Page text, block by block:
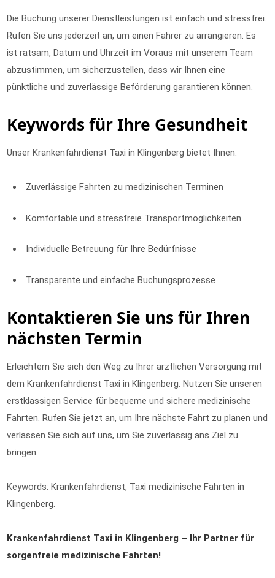
Die Buchung unserer Dienstleistungen ist einfach und stressfrei.
Rufen Sie uns jederzeit an, um einen Fahrer zu arrangieren. Es
ist ratsam, Datum und Uhrzeit im Voraus mit unserem Team
abzustimmen, um sicherzustellen, dass wir Ihnen eine
pünktliche und zuverlässige Beförderung garantieren können.
Keywords für Ihre Gesundheit
Unser Krankenfahrdienst Taxi in Klingenberg bietet Ihnen:
Zuverlässige Fahrten zu medizinischen Terminen
Komfortable und stressfreie Transportmöglichkeiten
Individuelle Betreuung für Ihre Bedürfnisse
Transparente und einfache Buchungsprozesse
Kontaktieren Sie uns für Ihren
nächsten Termin
Erleichtern Sie sich den Weg zu Ihrer ärztlichen Versorgung mit
dem Krankenfahrdienst Taxi in Klingenberg. Nutzen Sie unseren
erstklassigen Service für bequeme und sichere medizinische
Fahrten. Rufen Sie jetzt an, um Ihre nächste Fahrt zu planen und
verlassen Sie sich auf uns, um Sie zuverlässig ans Ziel zu
bringen.
Keywords: Krankenfahrdienst, Taxi medizinische Fahrten in
Klingenberg.
Krankenfahrdienst Taxi in Klingenberg – Ihr Partner für
sorgenfreie medizinische Fahrten!